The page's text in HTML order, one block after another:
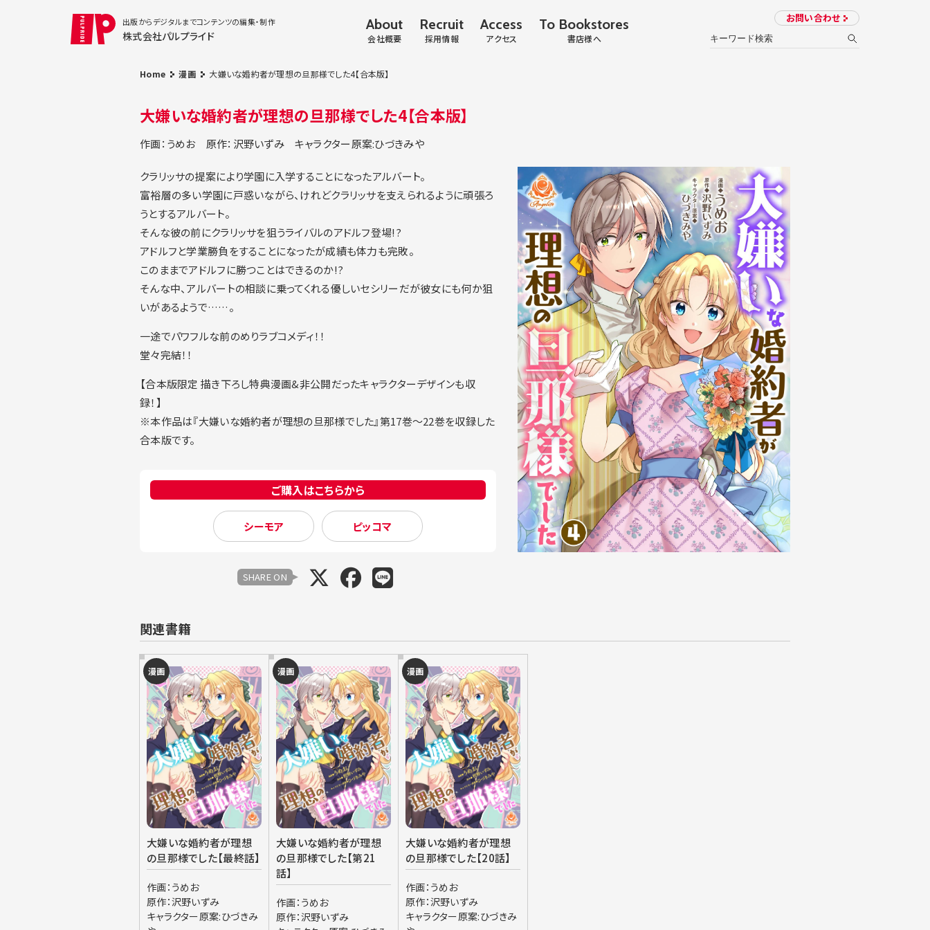
出版からデジタルまでコンテンツの編集・制作
株式会社パルプライド
About
会社概要
Recruit
採用情報
Access
アクセス
To Bookstores
書店様へ
お問い合わせ
Home 漫画 大嫌いな婚約者が理想の旦那様でした4【合本版】
大嫌いな婚約者が理想の旦那様でした4【合本版】
作画：うめお 原作：沢野いずみ キャラクター原案:ひづきみや
クラリッサの提案により学園に入学することになったアルバート。
富裕層の多い学園に戸惑いながら、けれどクラリッサを支えられるように頑張ろ
うとするアルバート。
そんな彼の前にクラリッサを狙うライバルのアドルフ登場!?
アドルフと学業勝負をすることになったが成績も体力も完敗。
このままでアドルフに勝つことはできるのか!?
そんな中、アルバートの相談に乗ってくれる優しいセシリーだが彼女にも何か狙
いがあるようで……。
一途でパワフルな前のめりラブコメディ！！
堂々完結！！
【合本版限定 描き下ろし特典漫画&非公開だったキャラクターデザインも収
録！】
※本作品は『大嫌いな婚約者が理想の旦那様でした』第17巻～22巻を収録した
合本版です。
ご購入はこちらから
シーモア ピッコマ
SHARE ON
関連書籍
漫画
大嫌いな婚約者が理想
の旦那様でした【最終話】
作画：うめお
原作：沢野いずみ
キャラクター原案:ひづきみ
漫画
大嫌いな婚約者が理想
の旦那様でした【第21
話】
作画：うめお
原作：沢野いずみ
漫画
大嫌いな婚約者が理想
の旦那様でした【20話】
作画：うめお
原作：沢野いずみ
キャラクター原案:ひづきみ